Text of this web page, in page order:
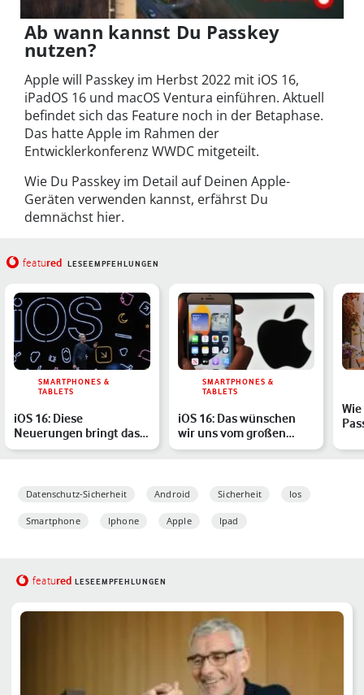
Ab wann kannst Du Passkey
nutzen?
Apple will Passkey im Herbst 2022 mit iOS 16,
iPadOS 16 und macOS Ventura einführen. Aktuell
befindet sich das Feature noch in der Betaphase.
Das hatte Apple im Rahmen der
Entwicklerkonferenz WWDC mitgeteilt.
Wie Du Passkey im Detail auf Deinen Apple-
Geräten verwenden kannst, erfährst Du
demnächst hier.
featured LESEEMPFEHLUNGEN
SMARTPHONES &
TABLETS
iOS 16: Diese
Neuerungen bringt das
Update auf Dein iPhone
SMARTPHONES &
TABLETS
iOS 16: Das wünschen
wir uns vom großen
iPhone-Update
Datenschutz-Sicherheit Android Sicherheit Ios
Smartphone Iphone Apple Ipad
featured LESEEMPFEHLUNGEN